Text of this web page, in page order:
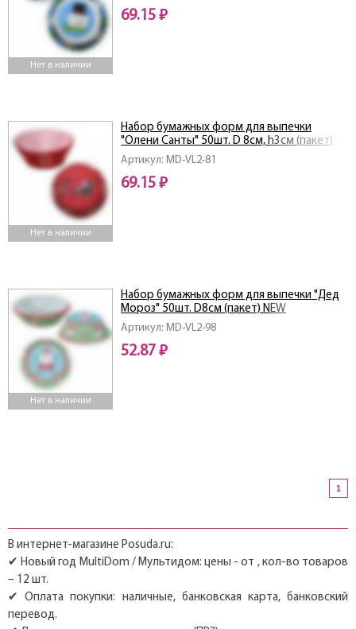
Нет в наличии
69.15 ₽
Нет в наличии
Артикул: MD-VL2-81
Набор бумажных форм для выпечки
"Олени Санты" 50шт. D 8см, h3см (пакет)
NEW
69.15 ₽
Нет в наличии
Артикул: MD-VL2-98
Набор бумажных форм для выпечки "Дед
Мороз" 50шт. D8см (пакет) NEW
52.87 ₽
1
В интернет-магазине Posuda.ru:
✔ Новый год MultiDom / Мультидом: цены - от , кол-во товаров
– 12 шт.
✔ Оплата покупки: наличные, банковская карта, банковский
перевод.